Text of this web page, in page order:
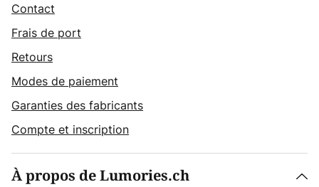
Contact
Frais de port
Retours
Modes de paiement
Garanties des fabricants
Compte et inscription
À propos de Lumories.ch